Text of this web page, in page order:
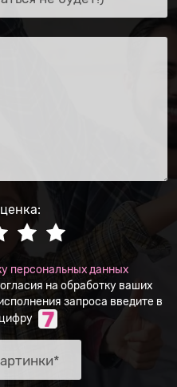
персональных данных
на обработку ваших
запроса введите в